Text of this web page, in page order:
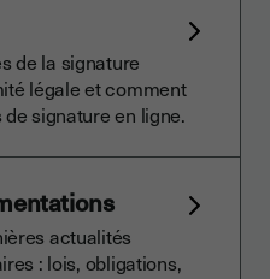
de la signature
légale et comment
signature en ligne.
actualités
: lois, obligations,